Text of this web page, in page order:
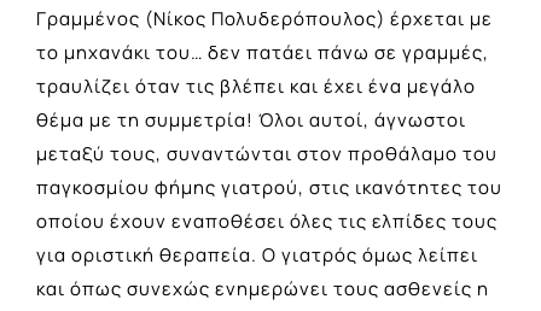
Γραμμένος (Νίκος Πολυδερόπουλος) έρχεται με
το μηχανάκι του… δεν πατάει πάνω σε γραμμές,
τραυλίζει όταν τις βλέπει και έχει ένα μεγάλο
θέμα με τη συμμετρία! Όλοι αυτοί, άγνωστοι
μεταξύ τους, συναντώνται στον προθάλαμο του
παγκοσμίου φήμης γιατρού, στις ικανότητες του
οποίου έχουν εναποθέσει όλες τις ελπίδες τους
για οριστική θεραπεία. Ο γιατρός όμως λείπει
και όπως συνεχώς ενημερώνει τους ασθενείς η